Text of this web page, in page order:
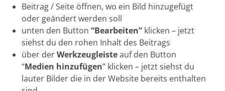
Beitrag / Seite öffnen, wo ein Bild hinzugefügt
oder geändert werden soll
unten den Button“Bearbeiten” klicken – jetzt
siehst du den rohen Inhalt des Beitrags
über derWerkzeugleisteauf den Button
“Medien hinzufügen” klicken – jetzt siehst du
lauter Bilder die in der Website bereits enthalten